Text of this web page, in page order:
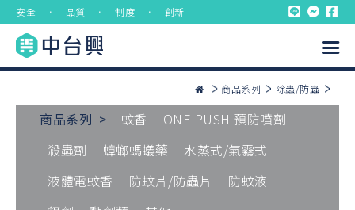
安全 ． 品質 ． 制度 ． 創新
商品系列 除蟲/防蟲
商品系列 > 蚊香
ONE PUSH 預防噴劑
殺蟲劑
蟑螂螞蟻藥
水蒸式/氣霧式
液體電蚊香
防蚊片/防蟲片
防蚊液